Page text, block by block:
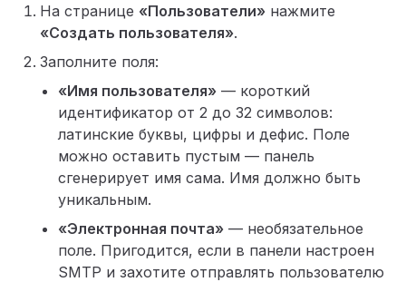
На странице «Пользователи» нажмите
«Создать пользователя».
Заполните поля:
«Имя пользователя» — короткий
идентификатор от 2 до 32 символов:
латинские буквы, цифры и дефис. Поле
можно оставить пустым — панель
сгенерирует имя сама. Имя должно быть
уникальным.
«Электронная почта» — необязательное
поле. Пригодится, если в панели настроен
SMTP и захотите отправлять пользователю